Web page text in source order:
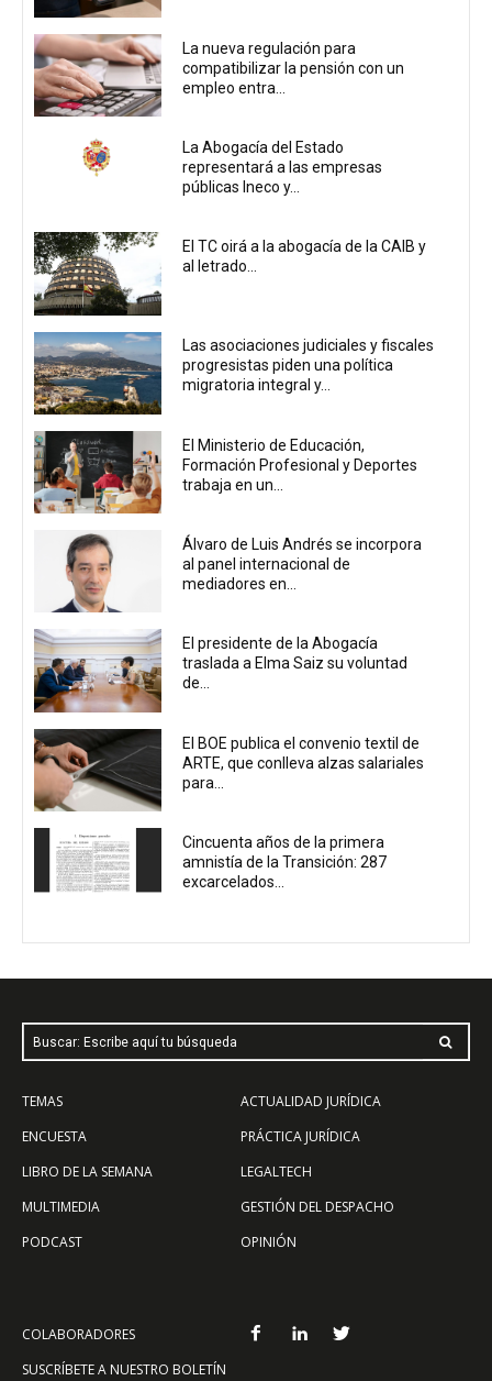
La nueva regulación para
compatibilizar la pensión con un
empleo entra...
La Abogacía del Estado
representará a las empresas
públicas Ineco y...
El TC oirá a la abogacía de la CAIB y
al letrado...
Las asociaciones judiciales y fiscales
progresistas piden una política
migratoria integral y...
El Ministerio de Educación,
Formación Profesional y Deportes
trabaja en un...
Álvaro de Luis Andrés se incorpora
al panel internacional de
mediadores en...
El presidente de la Abogacía
traslada a Elma Saiz su voluntad
de...
El BOE publica el convenio textil de
ARTE, que conlleva alzas salariales
para...
Cincuenta años de la primera
amnistía de la Transición: 287
excarcelados...
Buscar: Escribe aquí tu búsqueda
TEMAS
ENCUESTA
LIBRO DE LA SEMANA
MULTIMEDIA
PODCAST
ACTUALIDAD JURÍDICA
PRÁCTICA JURÍDICA
LEGALTECH
GESTIÓN DEL DESPACHO
OPINIÓN
COLABORADORES
SUSCRÍBETE A NUESTRO BOLETÍN